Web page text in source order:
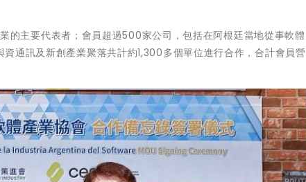
的主要代表者；會員超過500家公司，包括在阿根廷當地從事軟體
通訊及新創產業聚落共計約1,300多個單位進行合作，合計會員營